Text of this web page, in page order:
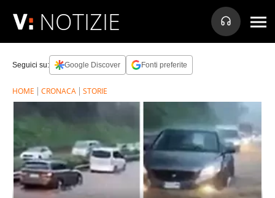
NOTIZIE
Seguici su: Google Discover Fonti preferite
HOME CRONACA STORIE